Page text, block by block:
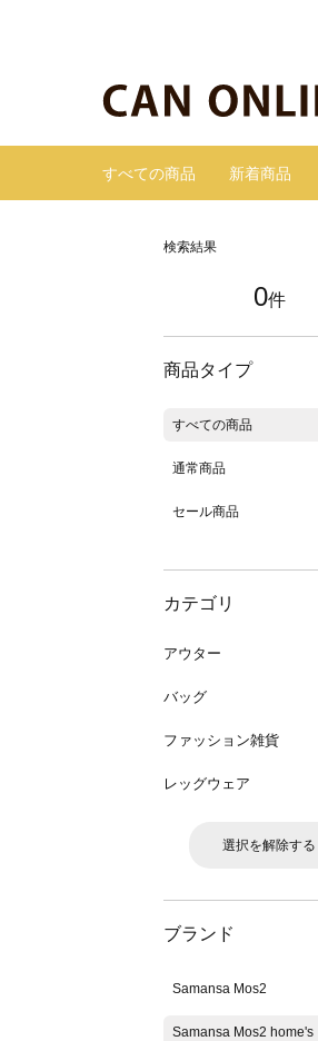
すべての商品 新着商品
検索結果
0件
商品タイプ
すべての商品
通常商品
セール商品
カテゴリ
アウター
バッグ
ファッション雑貨
レッグウェア
選択を解除する
ブランド
Samansa Mos2
Samansa Mos2 home's